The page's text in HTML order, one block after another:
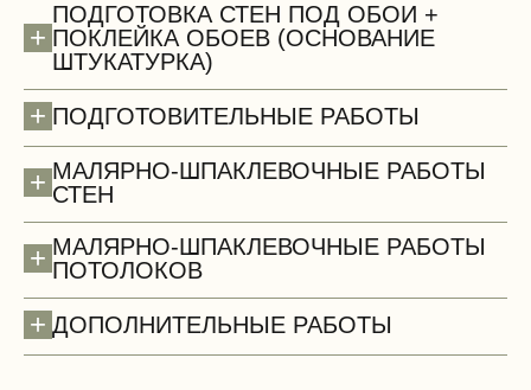
Сантехнические работы (демонтаж)
+
ПОДГОТОВКА СТЕН ПОД ОБОИ +
ПОКЛЕЙКА ОБОЕВ (ОСНОВАНИЕ
ШТУКАТУРКА)
+ ПОДГОТОВИТЕЛЬНЫЕ РАБОТЫ
+ МАЛЯРНО-ШПАКЛЕВОЧНЫЕ РАБОТЫ
СТЕН
+ МАЛЯРНО-ШПАКЛЕВОЧНЫЕ РАБОТЫ
ПОТОЛОКОВ
+ ДОПОЛНИТЕЛЬНЫЕ РАБОТЫ